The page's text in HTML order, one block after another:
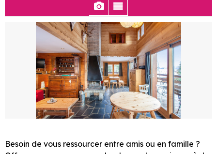
Besoin de vous ressourcer entre amis ou en famille ?